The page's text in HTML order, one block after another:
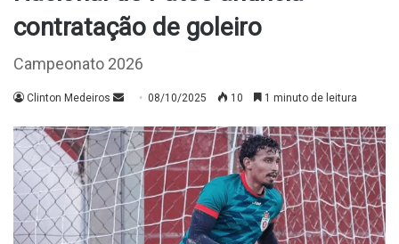
contratação de goleiro
Campeonato 2026
Clinton Medeiros
Mande
e-
mail
08/10/2025 10 1 minuto de leitura